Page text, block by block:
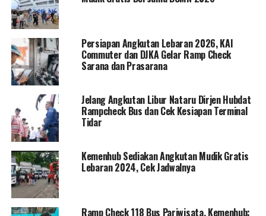
Persiapan Angkutan Lebaran 2026, KAI
Commuter dan DJKA Gelar Ramp Check
Sarana dan Prasarana
Jelang Angkutan Libur Nataru Dirjen Hubdat
Rampcheck Bus dan Cek Kesiapan Terminal
Tidar
Kemenhub Sediakan Angkutan Mudik Gratis
Lebaran 2024, Cek Jadwalnya
Ramp Check 118 Bus Pariwisata, Kemenhub: